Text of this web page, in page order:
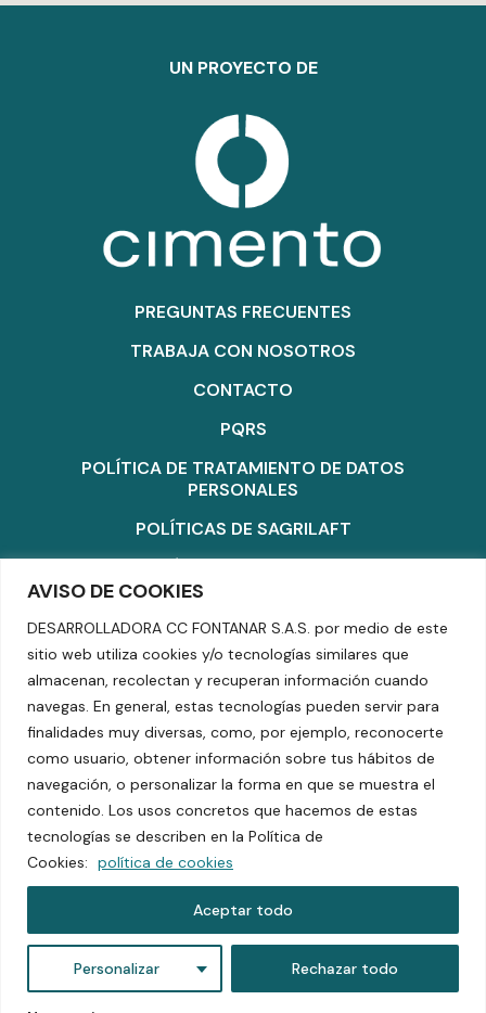
AVISO DE COOKIES
DESARROLLADORA CC FONTANAR S.A.S. por medio de este
sitio web utiliza cookies y/o tecnologías similares que
almacenan, recolectan y recuperan información cuando
navegas. En general, estas tecnologías pueden servir para
finalidades muy diversas, como, por ejemplo, reconocerte
como usuario, obtener información sobre tus hábitos de
navegación, o personalizar la forma en que se muestra el
contenido. Los usos concretos que hacemos de estas
tecnologías se describen en la Política de
Cookies: política de cookies
Personalizar Rechazar todo
Aceptar todo
UN PROYECTO DE
PREGUNTAS FRECUENTES
TRABAJA CON NOSOTROS
CONTACTO
PQRS
POLÍTICA DE TRATAMIENTO DE DATOS
PERSONALES
POLÍTICAS DE SAGRILAFT
TÉRMINOS Y CONDICIONES
SUPERINTENDENCIA DE INDUSTRIA Y COMERCIO
TEL: +601 5804070
DIRECCIÓN KM 2.5 VÍA CHÍA – CAJICÁ
© 2024 todos los derechos reservados.